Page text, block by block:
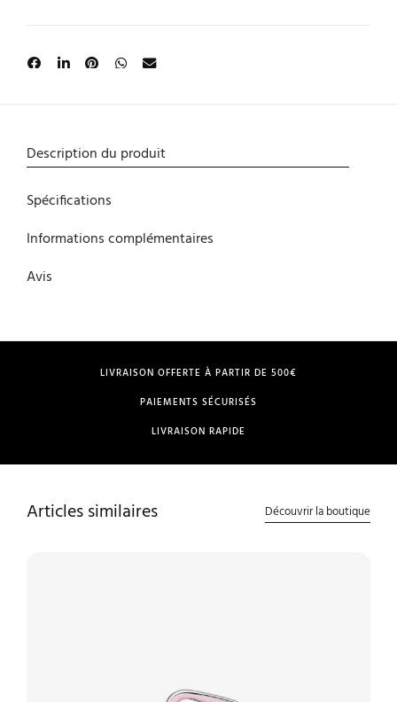
Description du produit
Spécifications
Informations complémentaires
Avis
LIVRAISON OFFERTE À PARTIR DE 500€
PAIEMENTS SÉCURISÉS
LIVRAISON RAPIDE
Articles similaires Découvrir la boutique